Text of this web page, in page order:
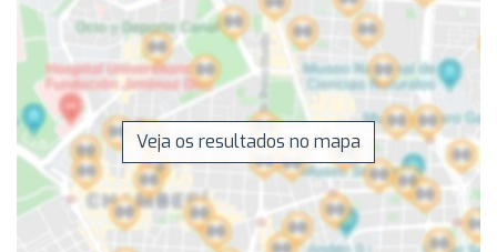
Veja os resultados no mapa